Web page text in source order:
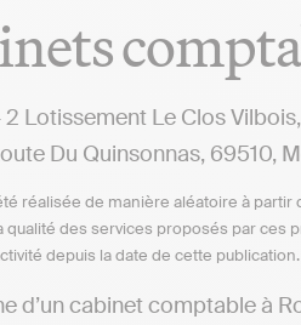
2 Lotissement Le Clos
Du Quinsonnas, 69510,
réalisée de manière aléatoire à partir
qualité des services proposés par
depuis la date de cette publication.
d’un cabinet comptable à